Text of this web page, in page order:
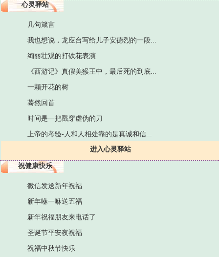
心灵驿站
进入心灵驿站
几句箴言
我也想说，龙应台写给儿子安德烈的一段...
绚丽壮观的打铁花表演
《西游记》真假美猴王中，最后死的到底...
一颗开花的树
蓦然回首
时间是一把戳穿虚伪的刀
上帝的考验-人和人相处靠的是真诚和信...
祝健康快乐
微信发送新年祝福
新年咻一咻送五福
新年祝福朋友来电话了
圣诞节平安夜祝福
祝福中秋节快乐